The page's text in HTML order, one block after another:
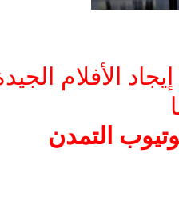
الأفلام
التمدن